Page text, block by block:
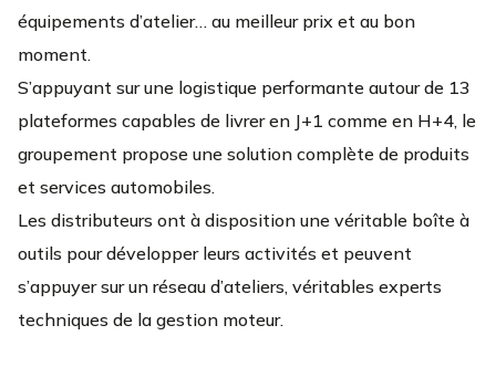
équipements d’atelier… au meilleur prix et au bon
moment.
S’appuyant sur une logistique performante autour de 13
plateformes capables de livrer en J+1 comme en H+4, le
groupement propose une solution complète de produits
et services automobiles.
Les distributeurs ont à disposition une véritable boîte à
outils pour développer leurs activités et peuvent
s’appuyer sur un réseau d’ateliers, véritables experts
techniques de la gestion moteur.